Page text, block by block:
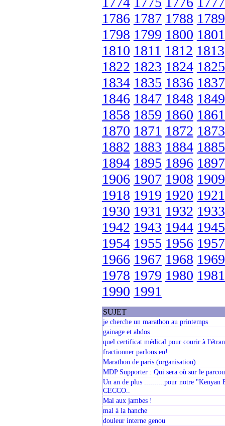
1786 1787 1788 1789
1798 1799 1800 1801
1810 1811 1812 1813
1822 1823 1824 1825
1834 1835 1836 1837
1846 1847 1848 1849
1858 1859 1860 1861
1870 1871 1872 1873
1882 1883 1884 1885
1894 1895 1896 1897
1906 1907 1908 1909
1918 1919 1920 1921
1930 1931 1932 1933
1942 1943 1944 1945
1954 1955 1956 1957
1966 1967 1968 1969
1978 1979 1980 1981
1990 1991
SUJET
je cherche un marathon au printemps
gainage et abdos
quel certificat médical pour courir à
fractionner parlons en!
Marathon de paris (organisation)
MDP Supporter : Qui sera où sur le
Un an de plus ..........pour notre "Kenyan
CECCO..
Mal aux jambes !
mal à la hanche
douleur interne genou